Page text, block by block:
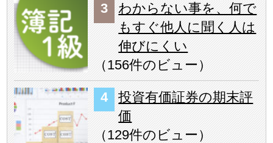
わからない事を、何で
もすぐ他人に聞く人は
伸びにくい
（156件のビュー ）
投資有価証券の期末評
価
（129件のビュー ）